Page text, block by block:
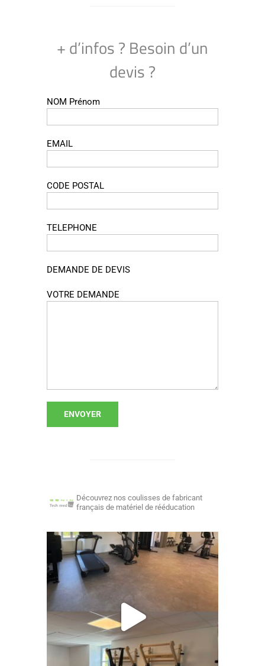
+ d’infos ? Besoin d’un
devis ?
NOM Prénom
EMAIL
CODE POSTAL
TELEPHONE
DEMANDE DE DEVIS
VOTRE DEMANDE
Découvrez nos coulisses de fabricant
français de matériel de rééducation